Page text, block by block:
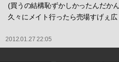
(買うの結構恥ずかしかったんだか
久々にメイト行ったら売場すげぇ広
2012.01.27 22:05